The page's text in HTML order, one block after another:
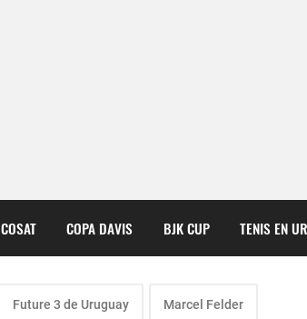
COPA DAVIS BJK CUP TENIS EN
Future 3 de Uruguay Marcel Felder